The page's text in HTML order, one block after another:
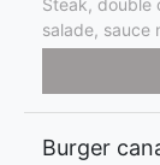
Steak, double
salade, sauce
Burger